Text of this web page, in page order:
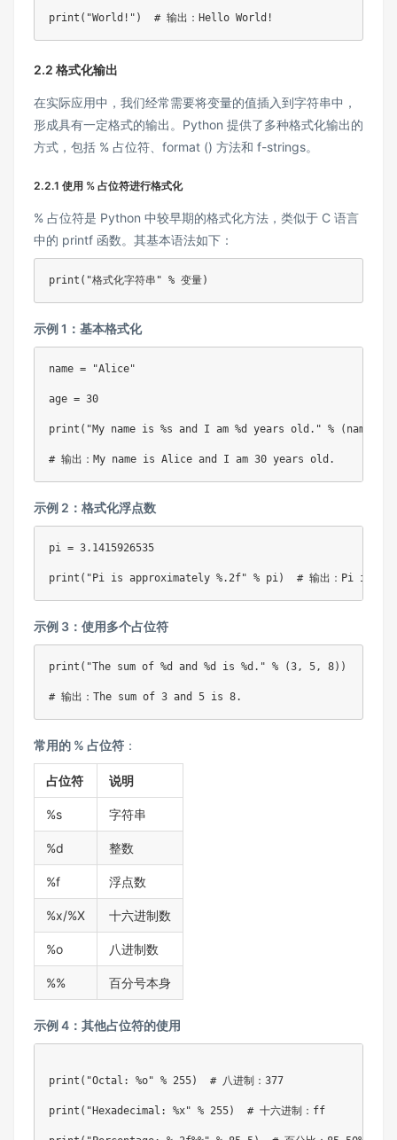
print ( "World!" ) # 输出：Hello World!
2.2 格式化输出
在实际应用中，我们经常需要将变量的值插入到字符串中，
形成具有一定格式的输出。Python 提供了多种格式化输出的
方式，包括 % 占位符、format () 方法和 f-strings。
2.2.1 使用 % 占位符进行格式化
% 占位符是 Python 中较早期的格式化方法，类似于 C 语言
中的 printf 函数。其基本语法如下：
print ( "格式化字符串" % 变量)
示例 1：基本格式化
name = "Alice"
age = 30
print ( "My name is %s and I am %d years old." % ( name
# 输出：My name is Alice and I am 30 years old.
示例 2：格式化浮点数
pi = 3.1415926535
print ( "Pi is approximately %.2f" % pi) # 输出：Pi is
示例 3：使用多个占位符
print ( "The sum of %d and %d is %d." % (3, 5, 8) )
# 输出：The sum of 3 and 5 is 8.
常用的 % 占位符 ：
占位符 说明
%s 字符串
%d 整数
%f 浮点数
%x/%X 十六进制数
%o 八进制数
%% 百分号本身
示例 4：其他占位符的使用
print ( "Octal: %o" % 255) # 八进制：377
print ( "Hexadecimal: %x" % 255) # 十六进制：ff